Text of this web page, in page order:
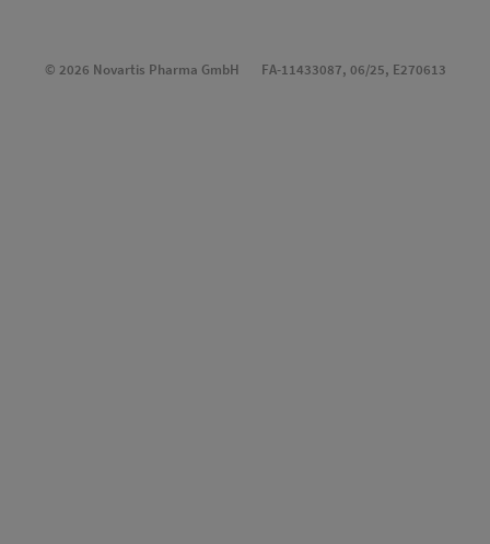
© 2026 Novartis Pharma GmbH FA-11433087, 06/25, E270613